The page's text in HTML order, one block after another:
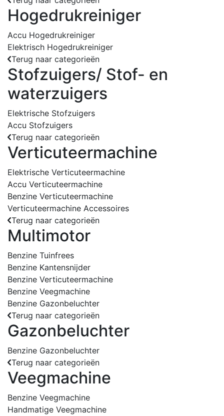
Hogedrukreiniger
Accu Hogedrukreiniger
Elektrisch Hogedrukreiniger
Terug naar categorieën
Stofzuigers/ Stof- en
waterzuigers
Elektrische Stofzuigers
Accu Stofzuigers
Terug naar categorieën
Verticuteermachine
Elektrische Verticuteermachine
Accu Verticuteermachine
Benzine Verticuteermachine
Verticuteermachine Accessoires
Terug naar categorieën
Multimotor
Benzine Tuinfrees
Benzine Kantensnijder
Benzine Verticuteermachine
Benzine Veegmachine
Benzine Gazonbeluchter
Terug naar categorieën
Gazonbeluchter
Benzine Gazonbeluchter
Terug naar categorieën
Veegmachine
Benzine Veegmachine
Handmatige Veegmachine